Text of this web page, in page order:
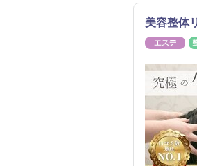
美容整体